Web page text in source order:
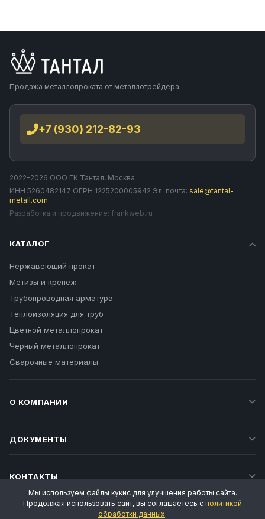
Продажа металлопроката от металлотрейдера
+7 (930) 212-82-93
2022–2026 ООО ГК Тантал, Москва
ИНН 5260482147 ОГРН 1225200005942 Эл. почта: sale@tantal-
metall.com
Разработка и продвижение: frankweb.ru
КАТАЛОГ
Нержавеющий прокат
Метизы и крепеж
Трубопроводная арматура
Теплоизоляция для труб
Цветной металлопрокат
Черный металлопрокат
Сварочные материалы
О КОМПАНИИ
ДОКУМЕНТЫ
КОНТАКТЫ
Мы используем файлы кукис для улучшения работы сайта.
Продолжая использовать сайт, вы соглашаетесь с политикой
обработки данных.